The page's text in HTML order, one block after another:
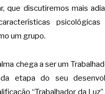
que discutiremos mais
um grupo.
chega a ser um
etapa do seu
“Trabalhador da